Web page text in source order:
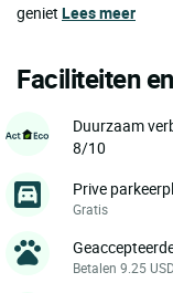
geniet Lees meer
Faciliteiten
Duurzaam
8/10
Prive
Gratis
Betalen 9.25 USD